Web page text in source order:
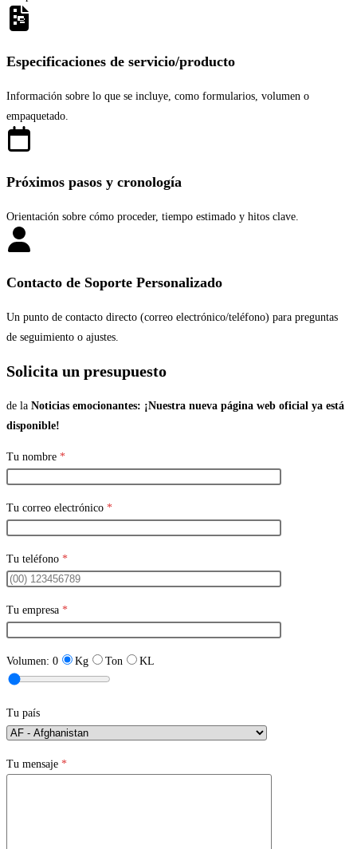
Especificaciones de servicio/producto
Información sobre lo que se incluye, como formularios, volumen o
empaquetado.
Próximos pasos y cronología
Orientación sobre cómo proceder, tiempo estimado y hitos clave.
Contacto de Soporte Personalizado
Un punto de contacto directo (correo electrónico/teléfono) para preguntas
de seguimiento o ajustes.
Solicita un presupuesto
de la Noticias emocionantes: ¡Nuestra nueva página web oficial ya está
disponible!
Tu nombre *
Tu correo electrónico *
Tu teléfono *
Tu empresa *
Volumen: 0 Kg Ton KL
Tu país
Tu mensaje *